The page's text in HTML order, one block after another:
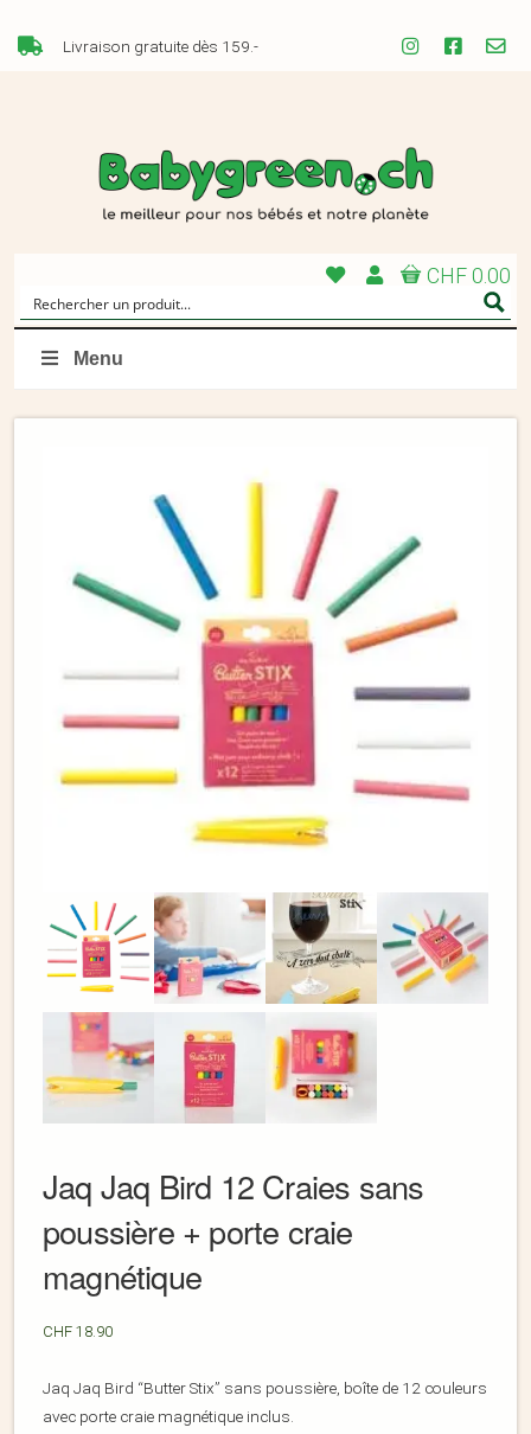
Livraison gratuite dès 159.-
CHF 0.00
Menu
Jaq Jaq Bird 12 Craies sans
poussière + porte craie
magnétique
CHF 18.90
Jaq Jaq Bird “Butter Stix” sans poussière, boîte de 12 couleurs
avec porte craie magnétique inclus.